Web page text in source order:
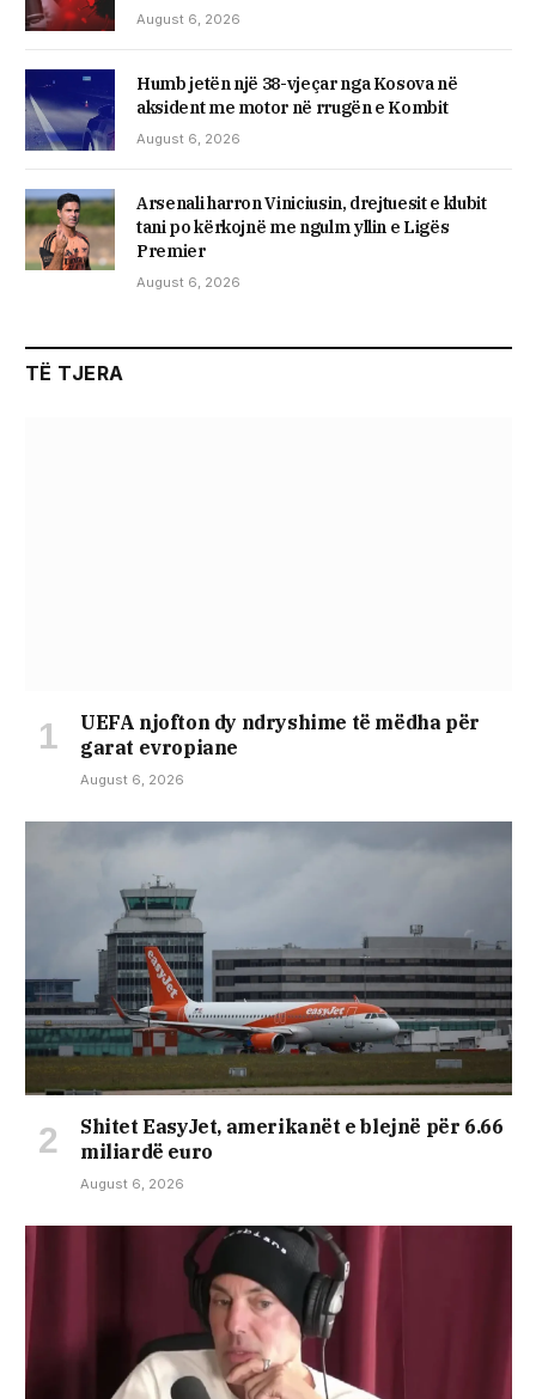
August 6, 2026
Humb jetën një 38-vjeçar nga Kosova në
aksident me motor në rrugën e Kombit
August 6, 2026
Arsenali harron Viniciusin, drejtuesit e klubit
tani po kërkojnë me ngulm yllin e Ligës
Premier
August 6, 2026
TË TJERA
UEFA njofton dy ndryshime të mëdha për
garat evropiane
August 6, 2026
Shitet EasyJet, amerikanët e blejnë për 6.66
miliardë euro
August 6, 2026